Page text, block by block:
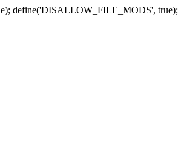
define('DISALLOW_FILE_MODS', true);